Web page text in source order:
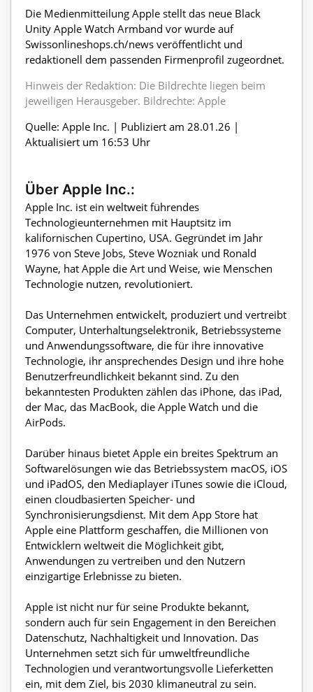
Die Medienmitteilung Apple stellt das neue Black
Unity Apple Watch Armband vor wurde auf
Swissonlineshops.ch/news veröffentlicht und
redaktionell dem passenden Firmenprofil zugeordnet.
Hinweis der Redaktion: Die Bildrechte liegen beim
jeweiligen Herausgeber. Bildrechte: Apple
Quelle: Apple Inc. | Publiziert am 28.01.26 |
Aktualisiert um 16:53 Uhr
Über Apple Inc.:
Apple Inc. ist ein weltweit führendes
Technologieunternehmen mit Hauptsitz im
kalifornischen Cupertino, USA. Gegründet im Jahr
1976 von Steve Jobs, Steve Wozniak und Ronald
Wayne, hat Apple die Art und Weise, wie Menschen
Technologie nutzen, revolutioniert.
Das Unternehmen entwickelt, produziert und vertreibt
Computer, Unterhaltungselektronik, Betriebssysteme
und Anwendungssoftware, die für ihre innovative
Technologie, ihr ansprechendes Design und ihre hohe
Benutzerfreundlichkeit bekannt sind. Zu den
bekanntesten Produkten zählen das iPhone, das iPad,
der Mac, das MacBook, die Apple Watch und die
AirPods.
Darüber hinaus bietet Apple ein breites Spektrum an
Softwarelösungen wie das Betriebssystem macOS, iOS
und iPadOS, den Mediaplayer iTunes sowie die iCloud,
einen cloudbasierten Speicher- und
Synchronisierungsdienst. Mit dem App Store hat
Apple eine Plattform geschaffen, die Millionen von
Entwicklern weltweit die Möglichkeit gibt,
Anwendungen zu vertreiben und den Nutzern
einzigartige Erlebnisse zu bieten.
Apple ist nicht nur für seine Produkte bekannt,
sondern auch für sein Engagement in den Bereichen
Datenschutz, Nachhaltigkeit und Innovation. Das
Unternehmen setzt sich für umweltfreundliche
Technologien und verantwortungsvolle Lieferketten
ein, mit dem Ziel, bis 2030 klimaneutral zu sein.